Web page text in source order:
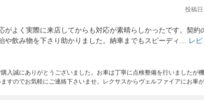
投稿
がよく実際に来店してからも対応が素晴らしかったです。契約
や飲み物を下さり助かりました。納車までもスピーディ…
レ
入誠にありがとうございました。お車は丁寧に点検整備を行いましたが
すのでお気軽にご連絡下さいませ。レクサスからヴェルファイアにお車